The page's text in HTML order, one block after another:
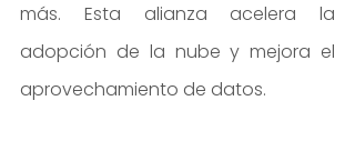
más. Esta alianza acelera la
adopción de la nube y mejora el
aprovechamiento de datos.